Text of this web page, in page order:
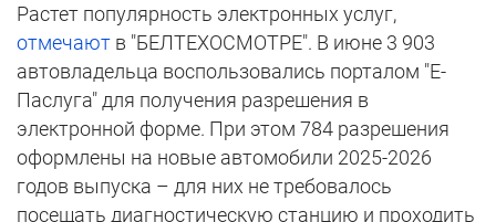
Растет популярность электронных услуг,
отмечают в "БЕЛТЕХОСМОТРЕ". В июне 3 903
автовладельца воспользовались порталом "Е-
Паслуга" для получения разрешения в
электронной форме. При этом 784 разрешения
оформлены на новые автомобили 2025-2026
годов выпуска – для них не требовалось
посещать диагностическую станцию и проходить